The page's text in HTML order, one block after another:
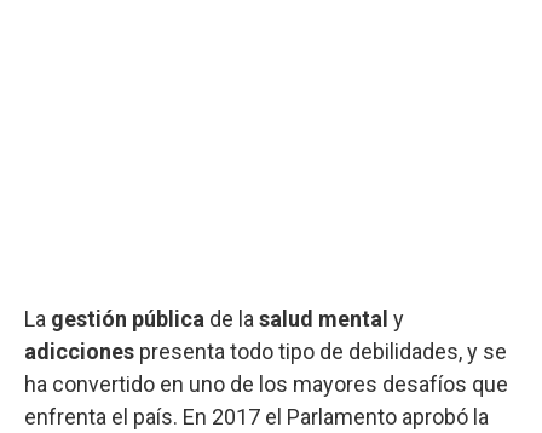
La gestión pública de la salud mental y
adicciones presenta todo tipo de debilidades, y se
ha convertido en uno de los mayores desafíos que
enfrenta el país. En 2017 el Parlamento aprobó la